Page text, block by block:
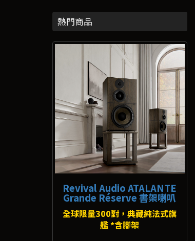
熱門商品
Revival Audio ATALANTE
Grande Réserve 書架喇叭
全球限量300對，典藏純法式旗
艦 *含腳架